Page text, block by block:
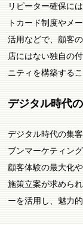
リピーター確保に
トカード制度やメ
活用などで、顧客
店にはない独自の
ニティを構築する
デジタル時代
デジタル時代の集
ブンマーケティン
顧客体験の最大化
施策立案が求めら
ーを活用し、魅力